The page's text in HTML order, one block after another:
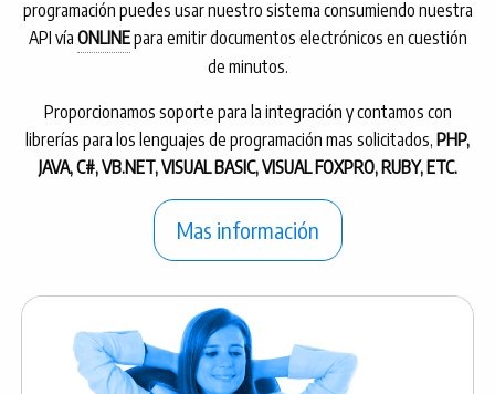
programación puedes usar nuestro sistema consumiendo nuestra
API vía ONLINEpara emitir documentos electrónicos en cuestión
de minutos.
Proporcionamos soporte para la integración y contamos con
librerías para los lenguajes de programación mas solicitados, PHP,
JAVA, C#, VB.NET, VISUAL BASIC, VISUAL FOXPRO, RUBY, ETC.
Mas información